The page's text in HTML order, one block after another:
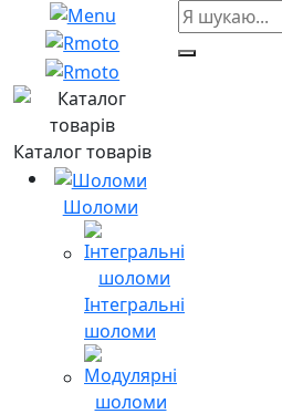
Каталог товарів
Шоломи
Інтегральні
шоломи